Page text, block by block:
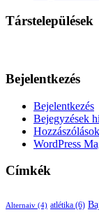
Társtelepülések
Bejelentkezés
Bejelentkezés
Bejegyzések
WordPress
Címkék
Alternaiv (4) atlétika (6)